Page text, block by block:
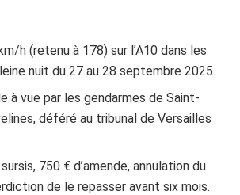
h (retenu à 178) sur l’A10 dans les
nuit du 27 au 28 septembre 2025.
à vue par les gendarmes de Saint-
déféré au tribunal de Versailles
750 € d’amende, annulation du
de le repasser avant six mois.